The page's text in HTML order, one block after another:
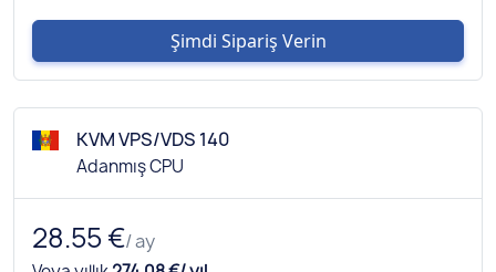
Şimdi Sipariş Verin
KVM VPS/VDS 140
Adanmış CPU
28.55 €/ ay